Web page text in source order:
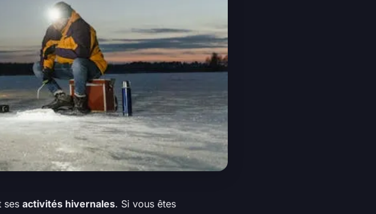
ses activités hivernales. Si vous êtes